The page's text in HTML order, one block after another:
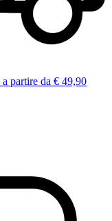
a partire da € 49,90